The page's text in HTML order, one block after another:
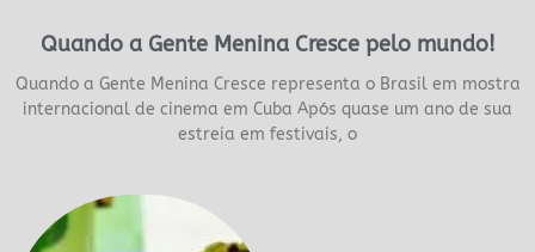
Quando a Gente Menina Cresce pelo mundo!
Quando a Gente Menina Cresce representa o Brasil em mostra
internacional de cinema em Cuba Após quase um ano de sua
estreia em festivais, o